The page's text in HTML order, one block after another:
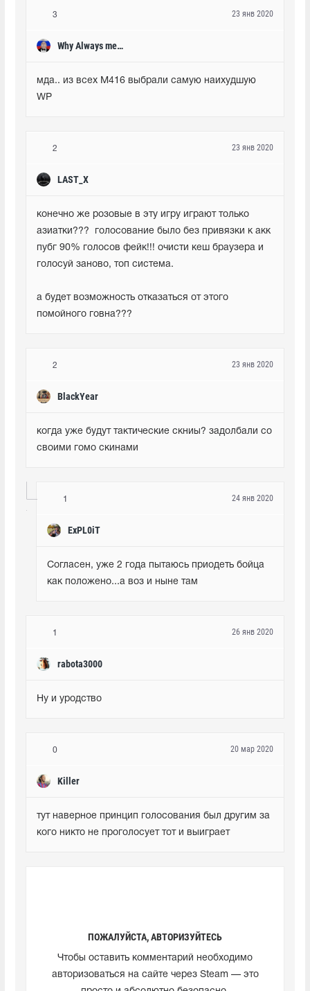
3
Why Always me?♞
23 янв 2020
мда.. из всех М416 выбрали самую наихудшую
WP
2
LAST_X
23 янв 2020
конечно же розовые в эту игру играют только
азиатки???  голосование было без привязки к акк
пубг 90% голосов фейк!!! очисти кеш браузера и
голосуй заново, топ система.
а будет возможность отказаться от этого
помойного говна???
2
BlackYear
23 янв 2020
когда уже будут тактические скниы? задолбали со
своими гомо скинами
1
ExPL0iT
24 янв 2020
Согласен, уже 2 года пытаюсь приодеть бойца
как положено...а воз и ныне там
1
rabota3000
26 янв 2020
Ну и уродство
0
Killer
20 мар 2020
тут наверное принцип голосования был другим за
кого никто не проголосует тот и выиграет
ПОЖАЛУЙСТА, АВТОРИЗУЙТЕСЬ
Чтобы оставить комментарий необходимо
авторизоваться на сайте через Steam — это